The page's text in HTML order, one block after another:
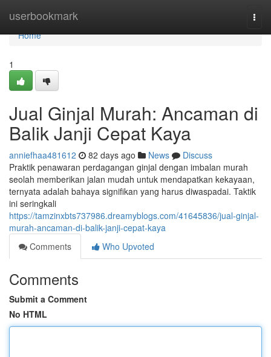
userbookmark
Home
Home
1
Jual Ginjal Murah: Ancaman di
Balik Janji Cepat Kaya
anniefhaa481612 82 days ago News
Discuss
Praktik penawaran perdagangan ginjal dengan imbalan murah
seolah memberikan jalan mudah untuk mendapatkan kekayaan,
ternyata adalah bahaya signifikan yang harus diwaspadai. Taktik
ini seringkali
https://tamzinxbts737986.dreamyblogs.com/41645836/jual-ginjal-
murah-ancaman-di-balik-janji-cepat-kaya
Comments
Who Upvoted
Comments
Submit a Comment
No HTML